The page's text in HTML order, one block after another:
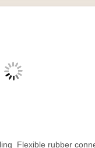
Flexible rubber